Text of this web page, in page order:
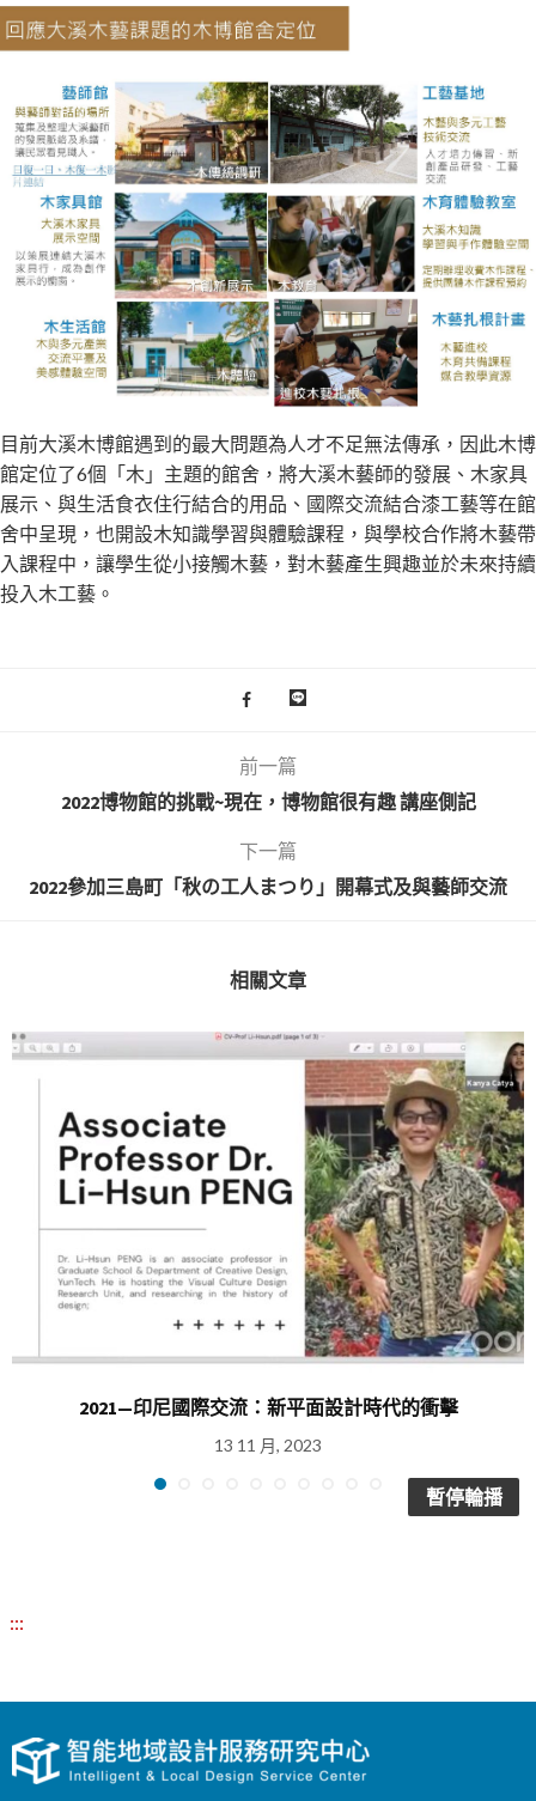
目前大溪木博館遇到的最大問題為人才不足無法傳承，因此木博
館定位了6個「木」主題的館舍，將大溪木藝師的發展、木家具
展示、與生活食衣住行結合的用品、國際交流結合漆工藝等在館
舍中呈現，也開設木知識學習與體驗課程，與學校合作將木藝帶
入課程中，讓學生從小接觸木藝，對木藝產生興趣並於未來持續
投入木工藝。
前一篇
2022博物館的挑戰~現在，博物館很有趣 講座側記
下一篇
2022參加三島町「秋の工人まつり」開幕式及與藝師交流
相關文章
2021—印尼國際交流：新平面設計時代的衝擊
13 11 月, 2023
暫停輪播
:::